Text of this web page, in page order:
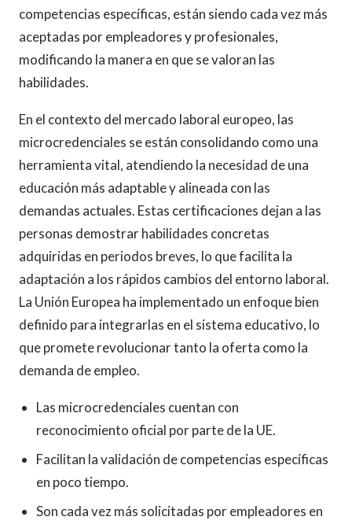
competencias específicas, están siendo cada vez más
aceptadas por empleadores y profesionales,
modificando la manera en que se valoran las
habilidades.
En el contexto del mercado laboral europeo, las
microcredenciales se están consolidando como una
herramienta vital, atendiendo la necesidad de una
educación más adaptable y alineada con las
demandas actuales. Estas certificaciones dejan a las
personas demostrar habilidades concretas
adquiridas en periodos breves, lo que facilita la
adaptación a los rápidos cambios del entorno laboral.
La Unión Europea ha implementado un enfoque bien
definido para integrarlas en el sistema educativo, lo
que promete revolucionar tanto la oferta como la
demanda de empleo.
Las microcredenciales cuentan con
reconocimiento oficial por parte de la UE.
Facilitan la validación de competencias específicas
en poco tiempo.
Son cada vez más solicitadas por empleadores en